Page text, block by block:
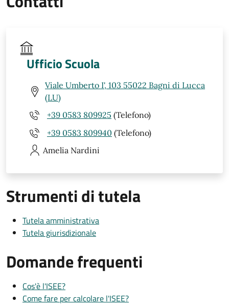
Ufficio Scuola
Viale Umberto I', 103 55022 Bagni di Lucca
(LU)
+39 0583 809925 (Telefono)
+39 0583 809940 (Telefono)
Amelia Nardini
Strumenti di tutela
Tutela amministrativa
Tutela giurisdizionale
Domande frequenti
Cos'è l'ISEE?
Come fare per calcolare l'ISEE?